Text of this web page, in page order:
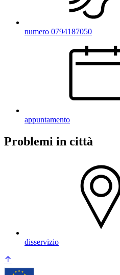
numero 0794187050
appuntamento
Problemi in città
disservizio